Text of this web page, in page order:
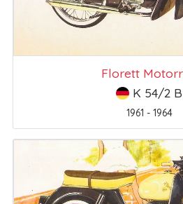
Florett
K 54/2 B
1961 - 1964